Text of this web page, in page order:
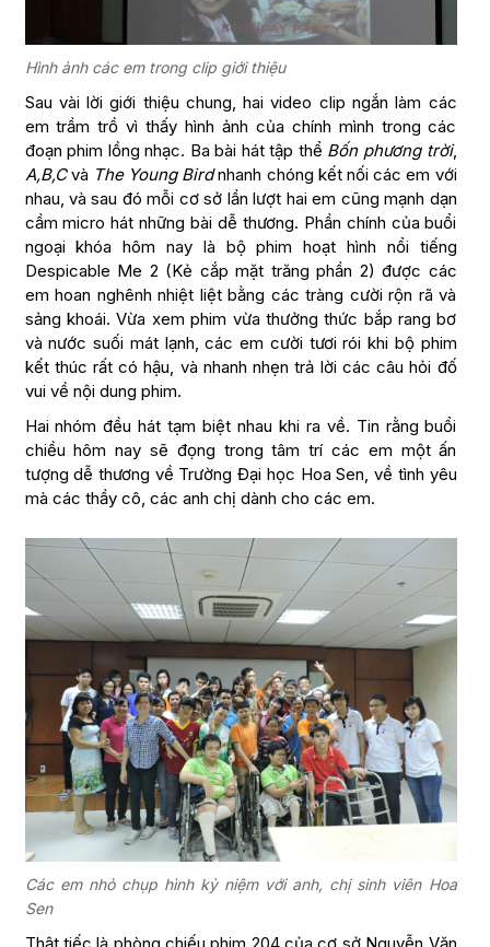
Hình ảnh các em trong clip giới thiệu
Sau vài lời giới thiệu chung, hai video clip ngắn làm các
em trầm trồ vì thấy hình ảnh của chính mình trong các
đoạn phim lồng nhạc. Ba bài hát tập thể Bốn phương trời,
A,B,Cvà The Young Birdnhanh chóng kết nối các em với
nhau, và sau đó mỗi cơ sở lần lượt hai em cũng mạnh dạn
cầm micro hát những bài dễ thương. Phần chính của buổi
ngoại khóa hôm nay là bộ phim hoạt hình nổi tiếng
Despicable Me 2 (Kẻ cắp mặt trăng phần 2) được các
em hoan nghênh nhiệt liệt bằng các tràng cười rộn rã và
sảng khoái. Vừa xem phim vừa thưởng thức bắp rang bơ
và nước suối mát lạnh, các em cười tươi rói khi bộ phim
kết thúc rất có hậu, và nhanh nhẹn trả lời các câu hỏi đố
vui về nội dung phim.
Hai nhóm đều hát tạm biệt nhau khi ra về. Tin rằng buổi
chiều hôm nay sẽ đọng trong tâm trí các em một ấn
tượng dễ thương về Trường Đại học Hoa Sen, về tình yêu
mà các thầy cô, các anh chị dành cho các em.
Các em nhỏ chụp hình kỷ niệm với anh, chị sinh viên Hoa
Sen